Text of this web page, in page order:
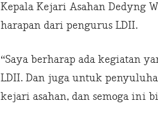
Kepala Kejari Asahan Dedyng
harapan dari pengurus LDII.
“Saya berharap ada kegiatan
LDII. Dan juga untuk
kejari asahan, dan semoga ini